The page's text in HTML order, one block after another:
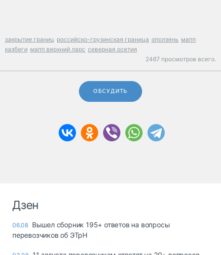
закрытие границ российско-грузинская граница оползень мапп
казбеги мапп верхний ларс северная осетия
2467 просмотров всего.
ОБСУДИТЬ
Дзен
06.08 Вышел сборник 195+ ответов на вопросы
перевозчиков об ЭТрН